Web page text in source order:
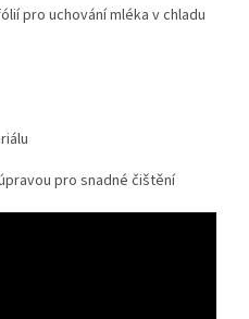
pro uchování mléka v chladu
pro snadné čištění